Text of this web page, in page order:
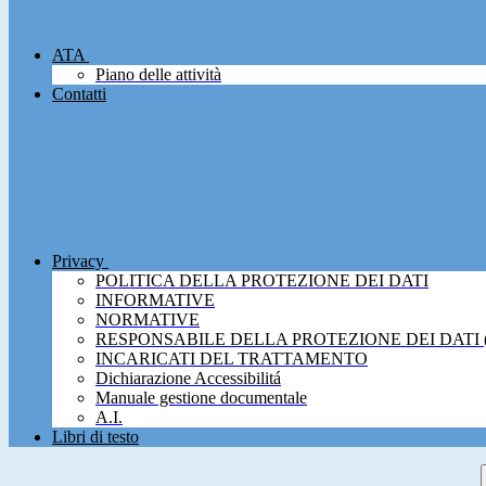
ATA
Piano delle attività
Contatti
Privacy
POLITICA DELLA PROTEZIONE DEI DATI
INFORMATIVE
NORMATIVE
RESPONSABILE DELLA PROTEZIONE DEI DATI
INCARICATI DEL TRATTAMENTO
Dichiarazione Accessibilitá
Manuale gestione documentale
A.I.
Libri di testo